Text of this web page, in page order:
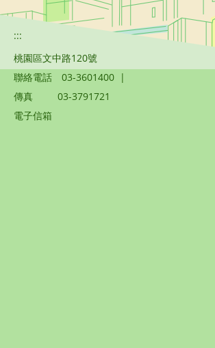
:::
桃園區文中路120號
聯絡電話
03-3601400 |
傳真
03-3791721
電子信箱